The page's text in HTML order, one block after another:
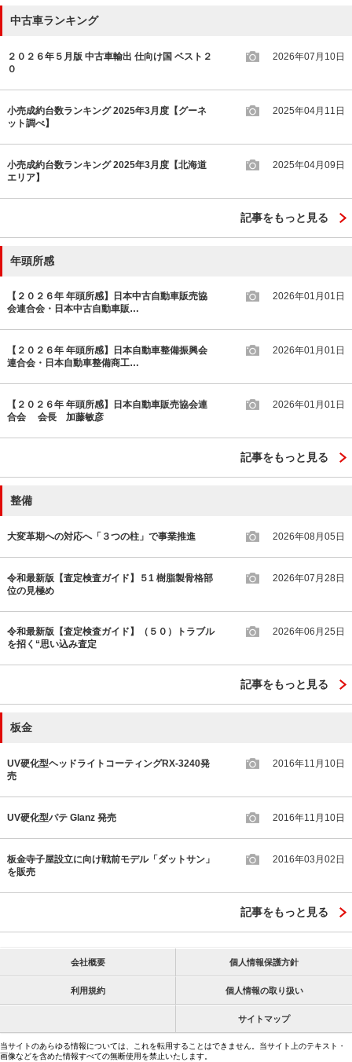
中古車ランキング
２０２６年５月版 中古車輸出 仕向け国 ベスト２
０
2026年07月10日
小売成約台数ランキング 2025年3月度【グーネ
ット調べ】
2025年04月11日
小売成約台数ランキング 2025年3月度【北海道
エリア】
2025年04月09日
記事をもっと見る
年頭所感
【２０２６年 年頭所感】日本中古自動車販売協
会連合会・日本中古自動車販…
2026年01月01日
【２０２６年 年頭所感】日本自動車整備振興会
連合会・日本自動車整備商工…
2026年01月01日
【２０２６年 年頭所感】日本自動車販売協会連
合会 会長 加藤敏彦
2026年01月01日
記事をもっと見る
整備
大変革期への対応へ「３つの柱」で事業推進 2026年08月05日
令和最新版【査定検査ガイド】５1 樹脂製骨格部
位の見極め
2026年07月28日
令和最新版【査定検査ガイド】（５０）トラブル
を招く“思い込み査定
2026年06月25日
記事をもっと見る
板金
UV硬化型ヘッドライトコーティングRX-3240発
売
2016年11月10日
UV硬化型パテ Glanz 発売 2016年11月10日
板金寺子屋設立に向け戦前モデル「ダットサン」
を販売
2016年03月02日
記事をもっと見る
会社概要 個人情報保護方針
利用規約 個人情報の取り扱い
サイトマップ
当サイトのあらゆる情報については、これを転用することはできません。当サイト上のテキスト・
画像などを含めた情報すべての無断使用を禁止いたします。